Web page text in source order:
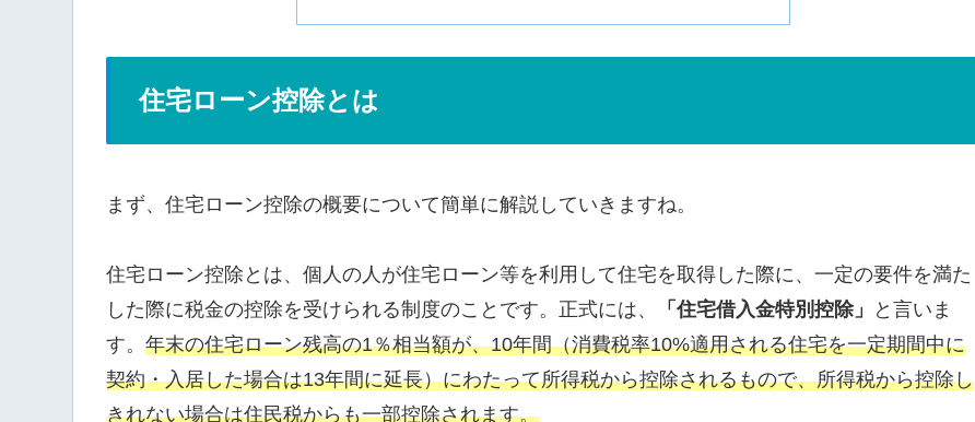
住宅ローン控除とは
まず、住宅ローン控除の概要について簡単に解説していきますね。
住宅ローン控除とは、個人の人が住宅ローン等を利用して住宅を取得した際に、一定の要件を満た
した際に税金の控除を受けられる制度のことです。正式には、
「住宅借入金特別控除」
と言いま
す。 年末の住宅ローン残高の1％相当額が、10年間（消費税率10%適用される住宅を一定期間中に
契約・入居した場合は13年間に延長）にわたって所得税から控除されるもので、所得税から控除し
きれない場合は住民税からも一部控除されます。